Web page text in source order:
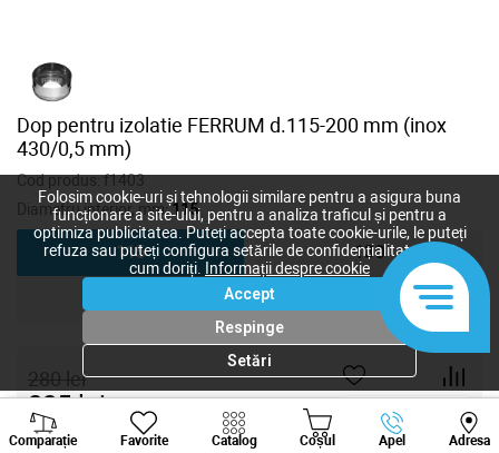
Dop pentru izolatie FERRUM d.115-200 mm (inox
430/0,5 mm)
Cod produs:f1403
Diametru interior, mm:115
115 130
280lei
225lei
Comparație Favorite Catalog Coșul Apel Adresa
Viber Whatsapp
Folosim cookie-uri și tehnologii similare pentru a asigura buna
funcționare a site-ului, pentru a analiza traficul și pentru a
optimiza publicitatea. Puteți accepta toate cookie-urile, le puteți
refuza sau puteți configura setările de confidențialitate după
cum doriți.
Informații despre cookie
Accept
Respinge
Setări